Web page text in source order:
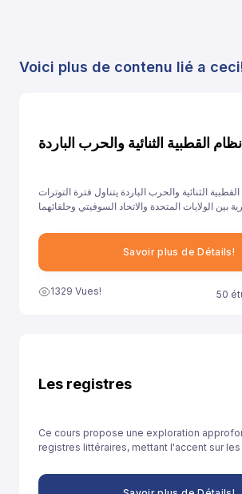
Voici plus de contenu lié a
نظام القطبية الثنائية والحرب الباردة
الثنائية والحرب الباردة يتناول فترة التوترات
بين الولايات المتحدة والاتحاد السوفيتي وحلفائهما
Savoir plus de Détails!
1329 Vues! 50
Les registres
Ce cours propose une exploration
registres littéraires, mettant l'accent sur
des effets spécifiques dans leurs œuvres.